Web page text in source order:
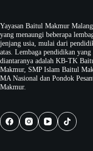
Yayasan Baitul Makmur
yang menaungi beberapa
jenjang usia, mulai dari
atas. Lembaga pendidikan
diantaranya adalah KB-TK
Makmur, SMP Islam Baitul
MA Nasional dan Pondok
Makmur.